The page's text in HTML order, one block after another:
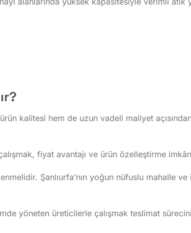
kalitesi hem de uzun vadeli maliyet
fiyat avantajı ve ürün özelleştirme
Şanlıurfa’nın yoğun nüfuslu mahalle
yöneten üreticilerle çalışmak teslimat sürecini